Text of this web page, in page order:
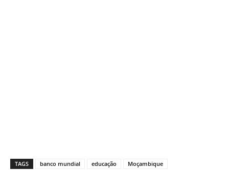
TAGS banco mundial educação Moçambique